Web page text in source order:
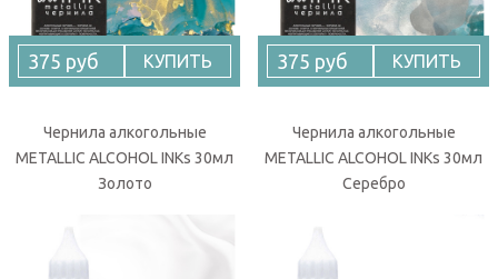
375 руб КУПИТЬ
Чернила алкогольные
METALLIC ALCOHOL INKs 30мл
Золото
375 руб КУПИТЬ
Чернила алкогольные
METALLIC ALCOHOL INKs 30мл
Серебро